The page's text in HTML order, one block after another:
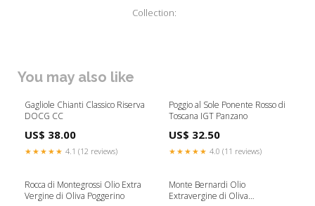
Collection:
You may also like
Gagliole Chianti Classico Riserva
DOCG CC
US$ 38.00
★★★★★ 4.1 (12 reviews)
Poggio al Sole Ponente Rosso di
Toscana IGT Panzano
US$ 32.50
★★★★★ 4.0 (11 reviews)
Rocca di Montegrossi Olio Extra
Vergine di Oliva Poggerino
Monte Bernardi Olio
Extravergine di Oliva